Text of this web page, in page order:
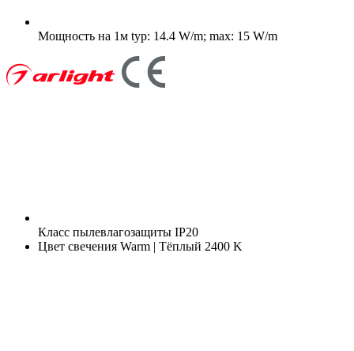
Мощность на 1м typ: 14.4 W/m; max: 15 W/m
Класс пылевлагозащиты IP20
Цвет свечения Warm | Тёплый 2400 K